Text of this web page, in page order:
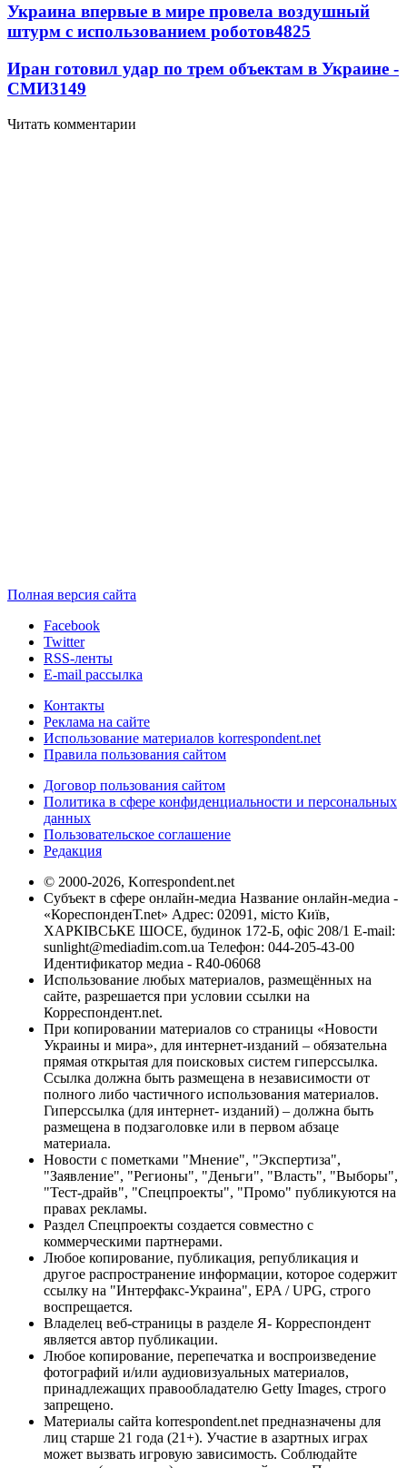
Украина впервые в мире провела воздушный
штурм с использованием роботов4825
Иран готовил удар по трем объектам в Украине -
СМИ3149
Читать комментарии
Полная версия сайта
Facebook
Twitter
RSS-ленты
E-mail рассылка
Контакты
Реклама на сайте
Использование материалов korrespondent.net
Правила пользования сайтом
Договор пользования сайтом
Политика в сфере конфиденциальности и персональных
данных
Пользовательское соглашение
Редакция
© 2000-2026, Korrespondent.net
Субъект в сфере онлайн-медиа Название онлайн-медиа -
«КореспонденТ.net» Адрес: 02091, місто Київ,
ХАРКІВСЬКЕ ШОСЕ, будинок 172-Б, офіс 208/1 E-mail:
sunlight@mediadim.com.ua Телефон: 044-205-43-00
Идентификатор медиа - R40-06068
Использование любых материалов, размещённых на
сайте, разрешается при условии ссылки на
Корреспондент.net.
При копировании материалов со страницы «Новости
Украины и мира», для интернет-изданий – обязательна
прямая открытая для поисковых систем гиперссылка.
Ссылка должна быть размещена в независимости от
полного либо частичного использования материалов.
Гиперссылка (для интернет- изданий) – должна быть
размещена в подзаголовке или в первом абзаце
материала.
Новости с пометками "Мнение", "Экспертиза",
"Заявление", "Регионы", "Деньги", "Власть", "Выборы",
"Тест-драйв", "Спецпроекты", "Промо" публикуются на
правах рекламы.
Раздел Спецпроекты создается совместно с
коммерческими партнерами.
Любое копирование, публикация, републикация и
другое распространение информации, которое содержит
ссылку на "Интерфакс-Украина", EPA / UPG, строго
воспрещается.
Владелец веб-страницы в разделе Я- Корреспондент
является автор публикации.
Любое копирование, перепечатка и воспроизведение
фотографий и/или аудиовизуальных материалов,
принадлежащих правообладателю Getty Images, строго
запрещено.
Материалы сайта korrespondent.net предназначены для
лиц старше 21 года (21+). Участие в азартных играх
может вызвать игровую зависимость. Соблюдайте